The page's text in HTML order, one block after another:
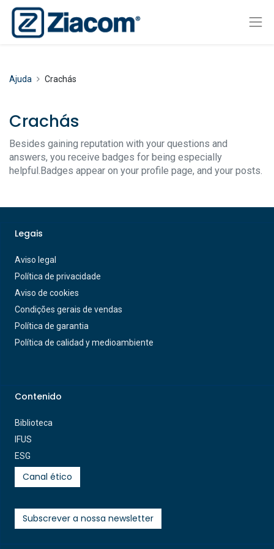
Ajuda Crachás
Crachás
Besides gaining reputation with your questions and
answers, you receive badges for being especially
helpful.Badges appear on your profile page, and your posts.
Legais
Aviso legal
Política de privacidade
Aviso de cookies
Condições gerais de vendas
Política de garantia
Política de calidad y medioambiente
Contenido
Biblioteca
IFUS
ESG
Canal ético
Subscrever a nossa newsletter